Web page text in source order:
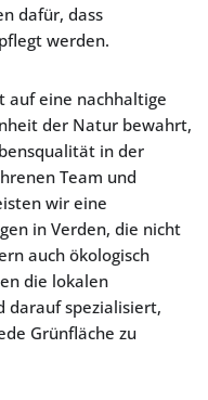
dafür, dass
werden.
auf eine nachhaltige
der Natur bewahrt,
in der
Team und
wir eine
in Verden, die nicht
auch ökologisch
die lokalen
darauf spezialisiert,
Grünfläche zu